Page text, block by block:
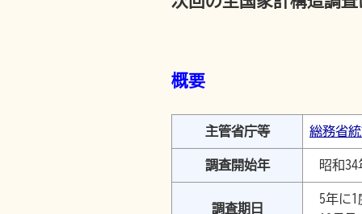
概要
主管省庁等 総務省
調査開始年 昭和34
調査期日
5年に1